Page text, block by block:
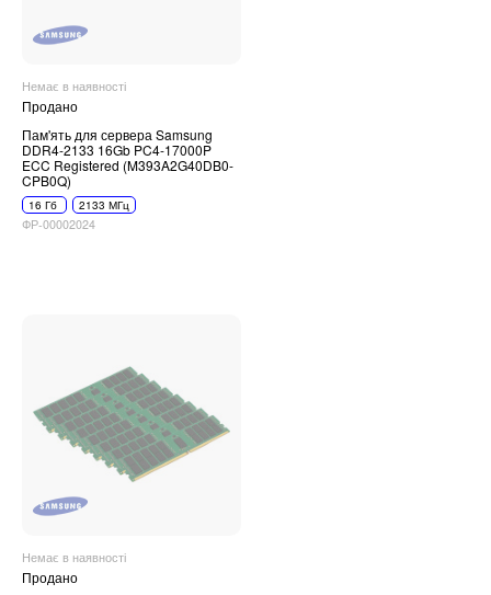
Немає в наявності
Продано
Пам'ять для сервера Samsung
DDR4-2133 16Gb PC4-17000P
ECC Registered (M393A2G40DB0-
CPB0Q)
16 Гб 2133 МГц
ФР-00002024
Немає в наявності
Продано